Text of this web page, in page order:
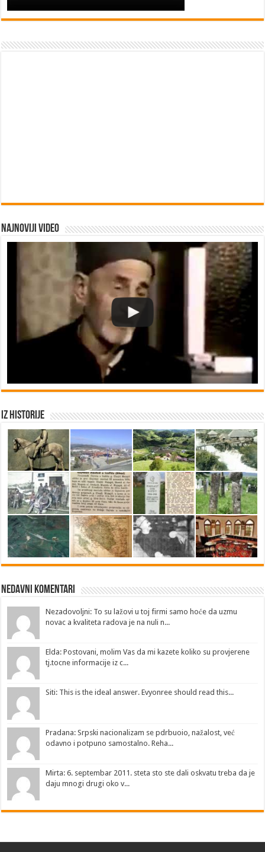
Najnoviji video
Iz historije
Nedavni Komentari
Nezadovoljni: To su lažovi u toj firmi samo hoće da uzmu
novac a kvaliteta radova je na nuli n...
Elda: Postovani, molim Vas da mi kazete koliko su provjerene
tj.tocne informacije iz c...
Siti: This is the ideal answer. Evyonree should read this...
Pradana: Srpski nacionalizam se pdrbuoio, nažalost, već
odavno i potpuno samostalno. Reha...
Mirta: 6. septembar 2011. steta sto ste dali oskvatu treba da je
daju mnogi drugi oko v...